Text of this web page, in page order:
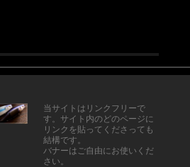
当サイトはリンクフリーで
す。サイト内のどのページに
リンクを貼ってくださっても
結構です。
バナーはご自由にお使いくだ
さい。